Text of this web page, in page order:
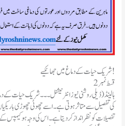
شریک حیات کے دماغ میں جھانکیے!
قسط نمبر2
ہالینڈ(ڈیلی روشنی نیوز انٹرنیشنل ۔۔۔ شریک حیات کے
کی تفصیل سے متاثر ہوتی ہے۔ اسے چھوٹی چھوڑی باریکیاں
تفصیلات کو نظر انداز کر دیتا ہے۔ اس کی وجہ ہو کیمپس کے